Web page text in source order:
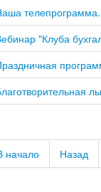
"Клуба
начало Назад